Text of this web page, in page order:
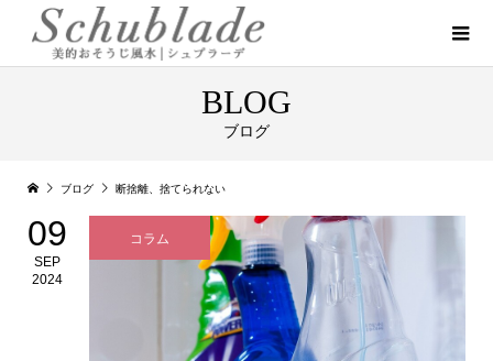
BLOG
ブログ
ブログ 断捨離、捨てられない
09
SEP
2024
コラム